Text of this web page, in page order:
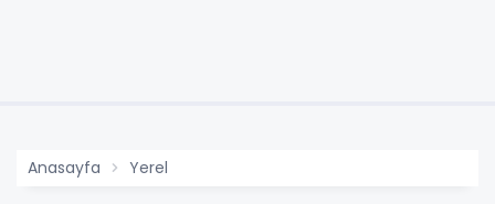
Anasayfa Yerel